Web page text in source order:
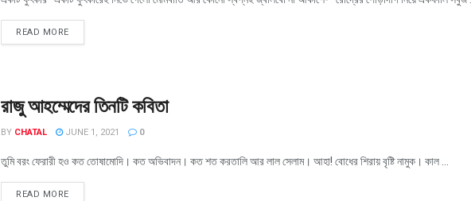
READ MORE
রাজু আহম্মেদের তিনটি কবিতা
BY CHATAL JUNE 1, 2021 0
তুমি বরং ফেরারী হও কত তোষামোদি। কত অভিবাদন। কত শত করতালি আর লাল সেলাম। আহা! বোধের শিরায় বৃষ্টি নামুক। কাল ...
READ MORE